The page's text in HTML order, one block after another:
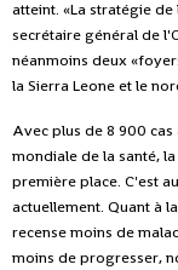
atteint. «La stratégie
secrétaire général de
néanmoins deux
la Sierra Leone et le
Avec plus de 8 900
mondiale de la santé,
première place. C'est
actuellement. Quant à
recense moins de
moins de progresser,